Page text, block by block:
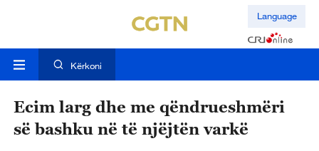
Language
Kërkoni
Ecim larg dhe me qëndrueshmëri
së bashku në të njëjtën varkë